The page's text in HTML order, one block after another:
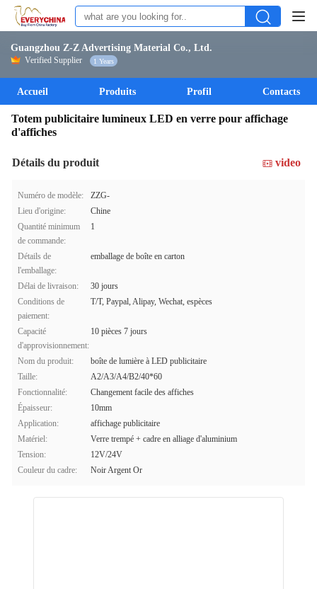
Guangzhou Z-Z Advertising Material Co., Ltd.
Verified Supplier 1 Years
Accueil Produits Profil Contacts
Totem publicitaire lumineux LED en verre pour affichage
d'affiches
Détails du produit video
Numéro de modèle:
ZZG-
Lieu d'origine:
Chine
Quantité minimum
de commande:
1
Détails de
l'emballage:
emballage de boîte en carton
Délai de livraison:
30 jours
Conditions de
paiement:
T/T, Paypal, Alipay, Wechat, espèces
Capacité
d'approvisionnement:
10 pièces 7 jours
Nom du produit:
boîte de lumière à LED publicitaire
Taille:
A2/A3/A4/B2/40*60
Fonctionnalité:
Changement facile des affiches
Épaisseur:
10mm
Application:
affichage publicitaire
Matériel:
Verre trempé + cadre en alliage d'aluminium
Tension:
12V/24V
Couleur du cadre:
Noir Argent Or